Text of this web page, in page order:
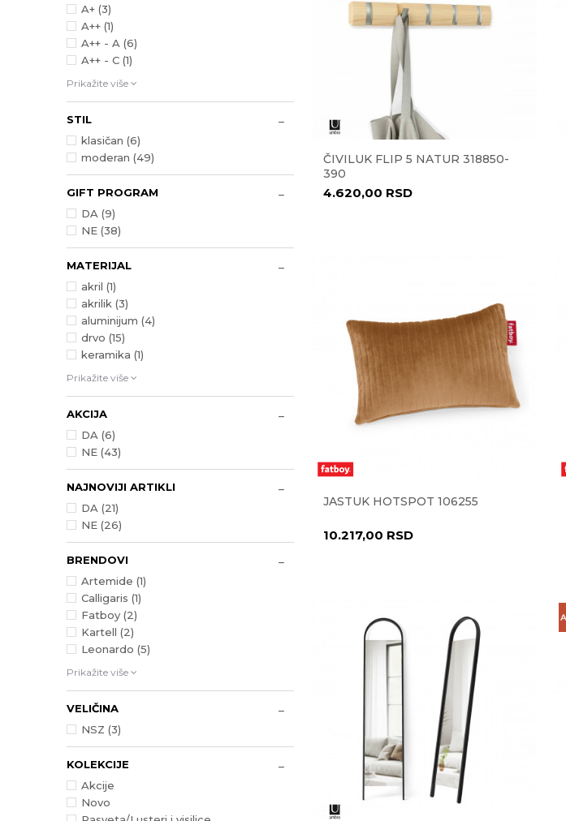
A+ (3)
A++ (1)
A++ - A (6)
A++ - C (1)
Prikažite više
STIL
klasičan (6)
moderan (49)
GIFT PROGRAM
DA (9)
NE (38)
MATERIJAL
akril (1)
akrilik (3)
aluminijum (4)
drvo (15)
keramika (1)
Prikažite više
AKCIJA
DA (6)
NE (43)
NAJNOVIJI ARTIKLI
DA (21)
NE (26)
BRENDOVI
Artemide (1)
Calligaris (1)
Fatboy (2)
Kartell (2)
Leonardo (5)
Prikažite više
VELIČINA
NSZ (3)
KOLEKCIJE
Akcije
Novo
ČIVILUK FLIP 5 NATUR 318850-
390
4.620,00 RSD
JASTUK HOTSPOT 106255
10.217,00 RSD